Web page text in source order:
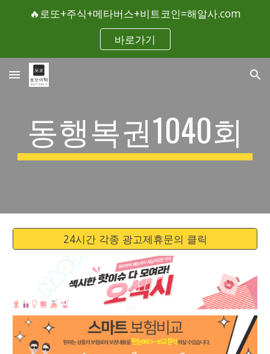
Skip to main content Skip to navigation
🔥로또+주식+메타버스+비트코인=해알사.com
바로가기
동행복권1040회
24시간 각종 광고제휴문의 클릭